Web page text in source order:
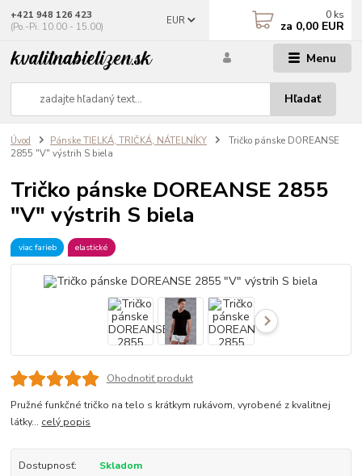
Menu
EUR
Hľadať
+421 948 126 423
(Po.-Pi. 10.00 - 15.00)
0 ks
za 0,00 EUR
Úvod Pánske TIELKÁ, TRIČKÁ, NÁTELNÍKY
Tričko pánske DOREANSE
2855 "V" výstrih S biela
Tričko pánske DOREANSE 2855
"V" výstrih S biela
viac farieb elastické
Ohodnotiť produkt
Pružné funkčné tričko na telo s krátkym rukávom, vyrobené z kvalitnej
látky... celý popis
Dostupnosť:
Skladom